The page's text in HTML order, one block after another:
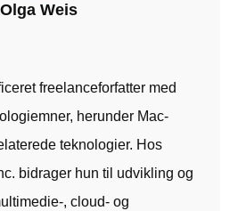
Olga Weis
freelanceforfatter med
herunder Mac-
teknologier. Hos
bidrager hun til udvikling og
, cloud- og